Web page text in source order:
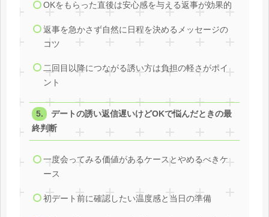
OKをもらった直後は安心感を与える返事が効果的
返事を急かさず自然に日程を決めるメッセージの
コツ
二回目以降につながる誘い方は負担の軽さがポイ
ント
デートの誘い返信遅いけどOKで悩んだときの最
終判断
一度会ってみる価値があるケースとやめるべきケ
ース
初デート前に確認したい温度感と当日の準備